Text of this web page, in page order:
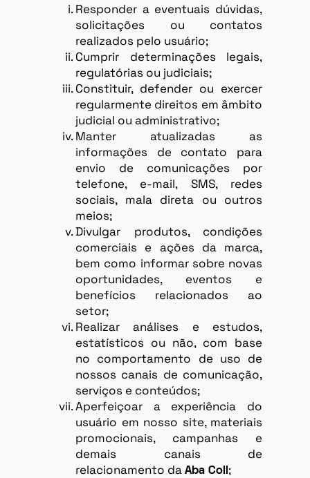
Responder a eventuais dúvidas,
solicitações ou contatos
realizados pelo usuário;
Cumprir determinações legais,
regulatórias ou judiciais;
Constituir, defender ou exercer
regularmente direitos em âmbito
judicial ou administrativo;
Manter atualizadas as
informações de contato para
envio de comunicações por
telefone, e-mail, SMS, redes
sociais, mala direta ou outros
meios;
Divulgar produtos, condições
comerciais e ações da marca,
bem como informar sobre novas
oportunidades, eventos e
benefícios relacionados ao
setor;
Realizar análises e estudos,
estatísticos ou não, com base
no comportamento de uso de
nossos canais de comunicação,
serviços e conteúdos;
Aperfeiçoar a experiência do
usuário em nosso site, materiais
promocionais, campanhas e
demais canais de
relacionamento da Aba Coll ;